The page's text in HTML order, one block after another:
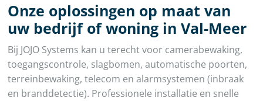
Onze oplossingen op maat van
uw bedrijf of woning in Val-Meer
Bij JOJO Systems kan u terecht voor camerabewaking,
toegangscontrole, slagbomen, automatische poorten,
terreinbewaking, telecom en alarmsystemen (inbraak
en branddetectie). Professionele installatie en snelle